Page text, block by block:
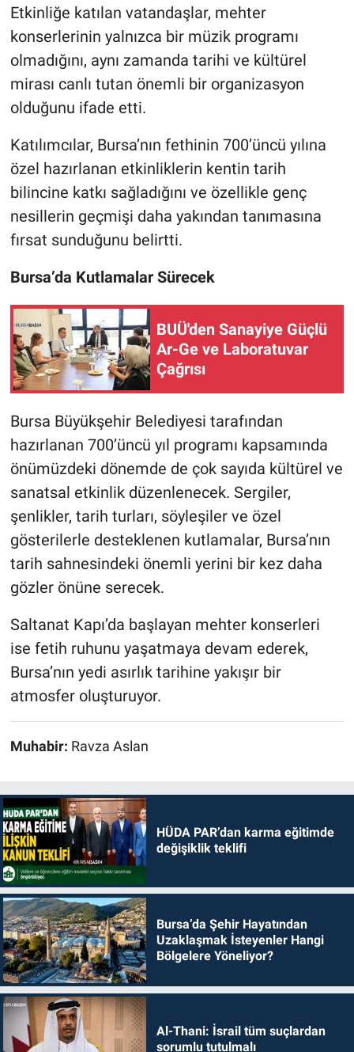
Etkinliğe katılan vatandaşlar, mehter
konserlerinin yalnızca bir müzik programı
olmadığını, aynı zamanda tarihi ve kültürel
mirası canlı tutan önemli bir organizasyon
olduğunu ifade etti.
Katılımcılar, Bursa’nın fethinin 700’üncü yılına
özel hazırlanan etkinliklerin kentin tarih
bilincine katkı sağladığını ve özellikle genç
nesillerin geçmişi daha yakından tanımasına
fırsat sunduğunu belirtti.
Bursa’da Kutlamalar Sürecek
BUÜ'den Sanayiye Güçlü
Ar-Ge ve Laboratuvar
Çağrısı
Bursa Büyükşehir Belediyesi tarafından
hazırlanan 700’üncü yıl programı kapsamında
önümüzdeki dönemde de çok sayıda kültürel ve
sanatsal etkinlik düzenlenecek. Sergiler,
şenlikler, tarih turları, söyleşiler ve özel
gösterilerle desteklenen kutlamalar, Bursa’nın
tarih sahnesindeki önemli yerini bir kez daha
gözler önüne serecek.
Saltanat Kapı’da başlayan mehter konserleri
ise fetih ruhunu yaşatmaya devam ederek,
Bursa’nın yedi asırlık tarihine yakışır bir
atmosfer oluşturuyor.
Muhabir: Ravza Aslan
HÜDA PAR’dan karma eğitimde
değişiklik teklifi
Bursa’da Şehir Hayatından
Uzaklaşmak İsteyenler Hangi
Bölgelere Yöneliyor?
Al-Thani: İsrail tüm suçlardan
sorumlu tutulmalı